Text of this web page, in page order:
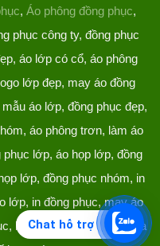
Chat hỗ trợ
, Áo phông đồng phục,
phục công ty, đồng phục
áo lớp có cổ, áo phông
lớp đẹp, may áo đồng
áo lớp, đồng phục đẹp,
áo phông trơn, làm áo
lớp, áo họp lớp, đồng
lớp, đồng phục nhóm, in
lớp, in đồng phục, may áo
làm đồng phục, áo lớp hà